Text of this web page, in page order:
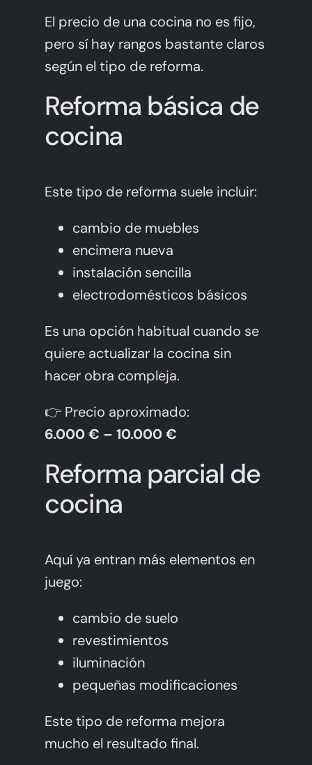
El precio de una cocina no es fijo,
pero sí hay rangos bastante claros
según el tipo de reforma.
Reforma básica de
cocina
Este tipo de reforma suele incluir:
cambio de muebles
encimera nueva
instalación sencilla
electrodomésticos básicos
Es una opción habitual cuando se
quiere actualizar la cocina sin
hacer obra compleja.
👉 Precio aproximado:
6.000 € – 10.000 €
Reforma parcial de
cocina
Aquí ya entran más elementos en
juego:
cambio de suelo
revestimientos
iluminación
pequeñas modificaciones
Este tipo de reforma mejora
mucho el resultado final.